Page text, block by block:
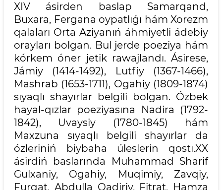
XIV ásirden baslap Samarqand,
Buxara, Fergana oypatlıǵı hám Xorezm
qalaları Orta Aziyanıń áhmiyetli ádebiy
orayları bolgan. Bul jerde poeziya hám
kórkem óner jetik rawajlandı. Ásirese,
Jámiy (1414-1492), Lutfiy (1367-1466),
Mashrab (1653-1711), Ogahiy (1809-1874)
sıyaqlı shayırlar belgili bolgan. Ózbek
hayal-qızlar poeziyasına Nadira (1792-
1842), Uvaysiy (1780-1845) hám
Maxzuna sıyaqlı belgili shayırlar da
ózleriniń biybaha úleslerin qostı.XX
ásirdiń baslarında Muhammad Sharif
Gulxaniy, Ogahiy, Muqimiy, Zavqiy,
Furqat, Abdulla Qadiriy, Fitrat, Hamza